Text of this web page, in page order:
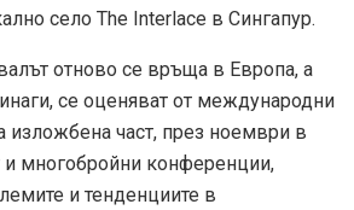
село The Interlace в Сингапур.
отново се връща в Европа, а
се оценяват от международни
изложбена част, през ноември в
и многобройни конференции,
и тенденциите в